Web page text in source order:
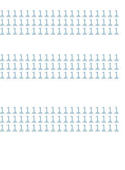
1 1 1 1 1 1 1 1 1 1 1 1 1 1 1 1 1 1 1
1 1 1 1 1 1 1 1 1 1 1 1 1 1 1 1 1 1 1
1 1 1 1 1 1 1 1 1 1 1 1 1 1 1 1 1 1 1
1 1 1 1 1 1 1 1 1 1 1 1 1 1 1 1 1 1 1
1 1 1 1 1 1 1 1 1 1 1 1 1 1 1 1 1 1 1
1 1 1 1 1 1 1 1 1 1 1 1 1 1 1 1 1 1 1
1 1 1 1 1 1 1 1 1 1 1 1 1 1 1 1 1 1 1
1 1 1 1 1 1 1 1 1 1 1 1 1 1 1 1 1 1 1
1 1 1 1 1 1 1 1 1 1 1 1 1 1 1 1 1 1 1